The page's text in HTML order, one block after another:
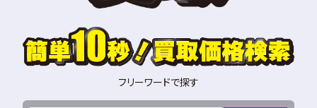
フリーワードで探す